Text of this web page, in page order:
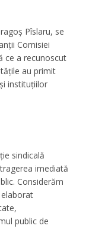
Pîslaru, se
Comisiei
ce a recunoscut
au primit
instituțiilor
sindicală
imediată
Considerăm
public de